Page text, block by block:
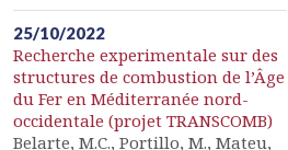
25/10/2022
Recherche experimentale sur des
structures de combustion de l’Âge
du Fer en Méditerranée nord-
occidentale (projet TRANSCOMB)
Belarte, M.C., Portillo, M., Mateu,